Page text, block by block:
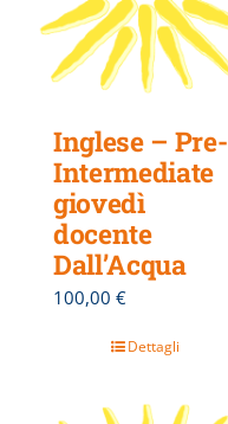
Inglese – Pre-
Intermediate
giovedì
docente
Dall’Acqua
100,00 €
Dettagli